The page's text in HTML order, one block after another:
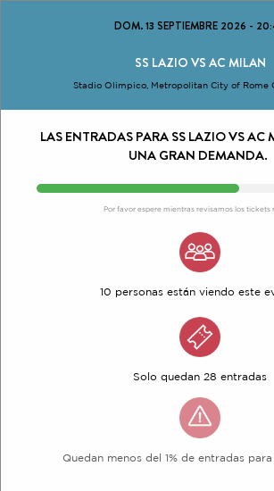
DOM. 13 SEPTIEMBRE 2026 -
SS LAZIO VS AC MILAN
Stadio Olimpico, Metropolitan City of Rome
LAS ENTRADAS PARA SS LAZIO VS AC
UNA GRAN DEMANDA.
Por favor espere mientras revisamos los tickets
10 personas están viendo este
Solo quedan 28 entradas
Quedan menos del 1% de entradas